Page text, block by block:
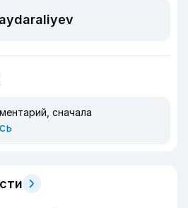
сначала